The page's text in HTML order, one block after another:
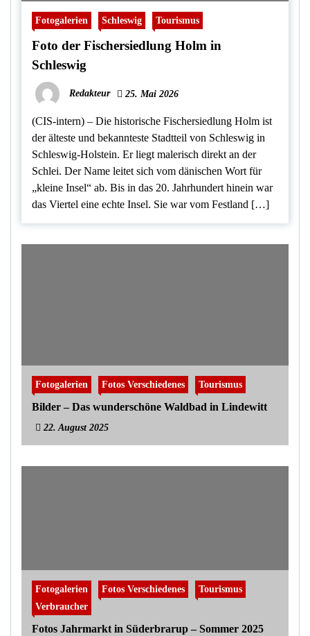
Fotogalerien Schleswig Tourismus
Foto der Fischersiedlung Holm in
Schleswig
Redakteur 25. Mai 2026
(CIS-intern) – Die historische Fischersiedlung Holm ist
der älteste und bekannteste Stadtteil von Schleswig in
Schleswig-Holstein. Er liegt malerisch direkt an der
Schlei. Der Name leitet sich vom dänischen Wort für
„kleine Insel“ ab. Bis in das 20. Jahrhundert hinein war
das Viertel eine echte Insel. Sie war vom Festland […]
Fotogalerien Fotos Verschiedenes Tourismus
Bilder – Das wunderschöne Waldbad in Lindewitt
22. August 2025
Fotogalerien Fotos Verschiedenes
Tourismus
Verbraucher
Fotos Jahrmarkt in Süderbrarup – Sommer 2025